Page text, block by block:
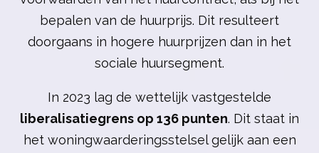
bepalen van de huurprijs. Dit resulteert
doorgaans in hogere huurprijzen dan in het
sociale huursegment.
In 2023 lag de wettelijk vastgestelde
liberalisatiegrens op 136 punten. Dit staat in
het woningwaarderingsstelsel gelijk aan een